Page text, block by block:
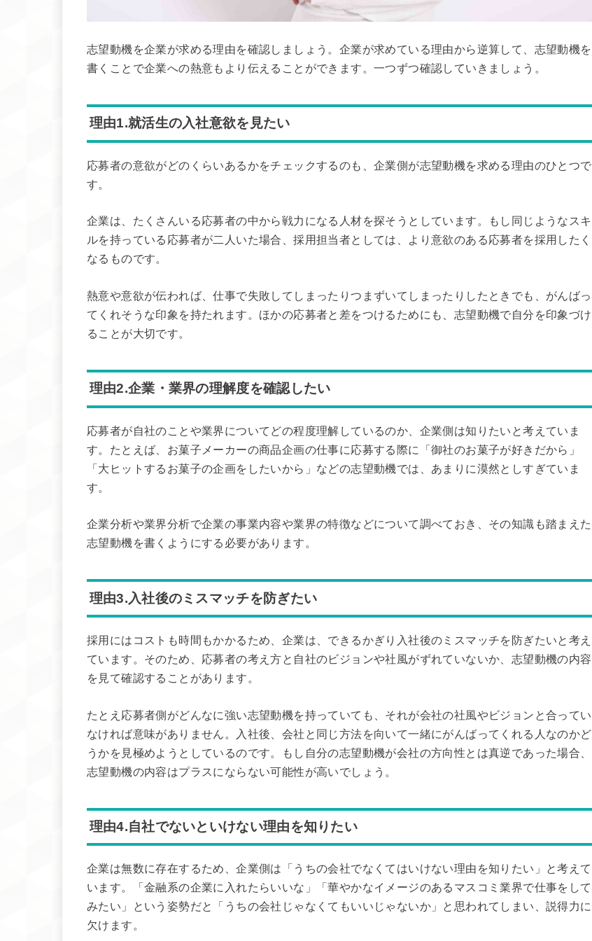
志望動機を企業が求める理由を確認しましょう。企業が求めている理由から逆算して、志望動機を
書くことで企業への熱意もより伝えることができます。一つずつ確認していきましょう。
理由1.就活生の入社意欲を見たい
応募者の意欲がどのくらいあるかをチェックするのも、企業側が志望動機を求める理由のひとつで
す。
企業は、たくさんいる応募者の中から戦力になる人材を探そうとしています。もし同じようなスキ
ルを持っている応募者が二人いた場合、採用担当者としては、より意欲のある応募者を採用したく
なるものです。
熱意や意欲が伝われば、仕事で失敗してしまったりつまずいてしまったりしたときでも、がんばっ
てくれそうな印象を持たれます。ほかの応募者と差をつけるためにも、志望動機で自分を印象づけ
ることが大切です。
理由2.企業・業界の理解度を確認したい
応募者が自社のことや業界についてどの程度理解しているのか、企業側は知りたいと考えていま
す。たとえば、お菓子メーカーの商品企画の仕事に応募する際に「御社のお菓子が好きだから」
「大ヒットするお菓子の企画をしたいから」などの志望動機では、あまりに漠然としすぎていま
す。
企業分析や業界分析で企業の事業内容や業界の特徴などについて調べておき、その知識も踏まえた
志望動機を書くようにする必要があります。
理由3.入社後のミスマッチを防ぎたい
採用にはコストも時間もかかるため、企業は、できるかぎり入社後のミスマッチを防ぎたいと考え
ています。そのため、応募者の考え方と自社のビジョンや社風がずれていないか、志望動機の内容
を見て確認することがあります。
たとえ応募者側がどんなに強い志望動機を持っていても、それが会社の社風やビジョンと合ってい
なければ意味がありません。入社後、会社と同じ方法を向いて一緒にがんばってくれる人なのかど
うかを見極めようとしているのです。もし自分の志望動機が会社の方向性とは真逆であった場合、
志望動機の内容はプラスにならない可能性が高いでしょう。
理由4.自社でないといけない理由を知りたい
企業は無数に存在するため、企業側は「うちの会社でなくてはいけない理由を知りたい」と考えて
います。「金融系の企業に入れたらいいな」「華やかなイメージのあるマスコミ業界で仕事をして
みたい」という姿勢だと「うちの会社じゃなくてもいいじゃないか」と思われてしまい、説得力に
欠けます。